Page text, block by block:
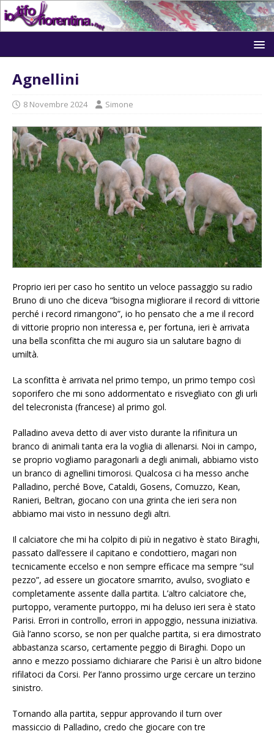
Agnellini
8 Novembre 2024 Simone
Proprio ieri per caso ho sentito un veloce passaggio su radio
Bruno di uno che diceva “bisogna migliorare il record di vittorie
perché i record rimangono”, io ho pensato che a me il record
di vittorie proprio non interessa e, per fortuna, ieri è arrivata
una bella sconfitta che mi auguro sia un salutare bagno di
umiltà.
La sconfitta è arrivata nel primo tempo, un primo tempo così
soporifero che mi sono addormentato e risvegliato con gli urli
del telecronista (francese) al primo gol.
Palladino aveva detto di aver visto durante la rifinitura un
branco di animali tanta era la voglia di allenarsi. Noi in campo,
se proprio vogliamo paragonarli a degli animali, abbiamo visto
un branco di agnellini timorosi. Qualcosa ci ha messo anche
Palladino, perché Bove, Cataldi, Gosens, Comuzzo, Kean,
Ranieri, Beltran, giocano con una grinta che ieri sera non
abbiamo mai visto in nessuno degli altri.
Il calciatore che mi ha colpito di più in negativo è stato Biraghi,
passato dall’essere il capitano e condottiero, magari non
tecnicamente eccelso e non sempre efficace ma sempre “sul
pezzo”, ad essere un giocatore smarrito, avulso, svogliato e
completamente assente dalla partita. L’altro calciatore che,
purtoppo, veramente purtoppo, mi ha deluso ieri sera è stato
Parisi. Errori in controllo, errori in appoggio, nessuna iniziativa.
Già l’anno scorso, se non per qualche partita, si era dimostrato
abbastanza scarso, certamente peggio di Biraghi. Dopo un
anno e mezzo possiamo dichiarare che Parisi è un altro bidone
rifilatoci da Corsi. Per l’anno prossimo urge cercare un terzino
sinistro.
Tornando alla partita, seppur approvando il turn over
massiccio di Palladino, credo che giocare con tre